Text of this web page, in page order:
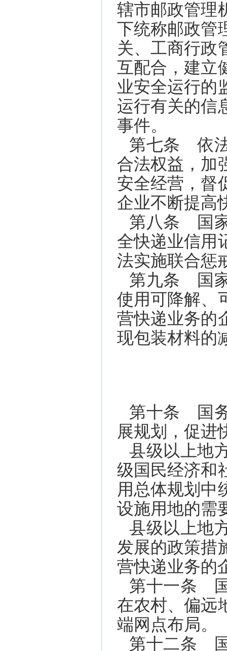
辖市邮政管理
下统称邮政管
关、工商行政
互配合，建立
业安全运行的
运行有关的信
事件。
第七条 依
合法权益，加
安全经营，督
企业不断提高
第八条 国
全快递业信用
法实施联合惩
第九条 国
使用可降解、
营快递业务的
现包装材料的
第十条 国
展规划，促进
县级以上地
级国民经济和
用总体规划中
设施用地的需
县级以上地
发展的政策措
营快递业务的
第十一条
在农村、偏远
端网点布局。
第十二条